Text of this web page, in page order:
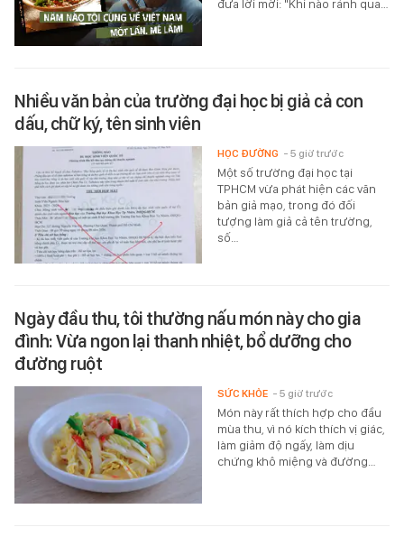
đưa lời mời: "Khi nào rảnh qua…
Nhiều văn bản của trường đại học bị giả cả con
dấu, chữ ký, tên sinh viên
Một số trường đại học tại
TPHCM vừa phát hiện các văn
bản giả mạo, trong đó đối
tượng làm giả cả tên trường,
số…
HỌC ĐƯỜNG - 5 giờ trước
Ngày đầu thu, tôi thường nấu món này cho gia
đình: Vừa ngon lại thanh nhiệt, bổ dưỡng cho
đường ruột
Món này rất thích hợp cho đầu
mùa thu, vì nó kích thích vị giác,
làm giảm độ ngấy, làm dịu
chứng khô miệng và đường…
SỨC KHỎE - 5 giờ trước